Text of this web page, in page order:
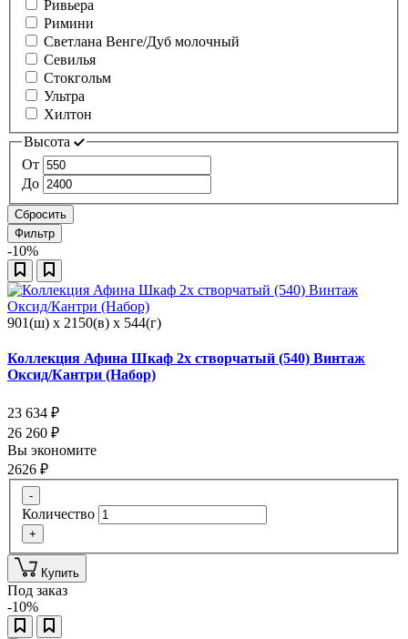
Ривьера
Римини
Светлана Венге/Дуб молочный
Севилья
Стокгольм
Ультра
Хилтон
Высота
От
До
Сбросить
Фильтр
-10%
901(ш) x 2150(в) x 544(г)
Коллекция Афина Шкаф 2х створчатый (540) Винтаж
Оксид/Кантри (Набор)
23 634 ₽
26 260 ₽
Вы экономите
2626 ₽
-
Количество
+
Купить
Под заказ
-10%